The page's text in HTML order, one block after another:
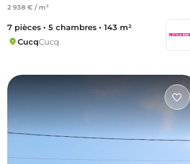
2 938 € / m²
7 pièces 5 chambres
143 m²
CucqCucq